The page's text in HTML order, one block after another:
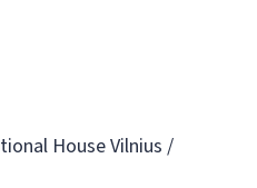
House Vilnius /